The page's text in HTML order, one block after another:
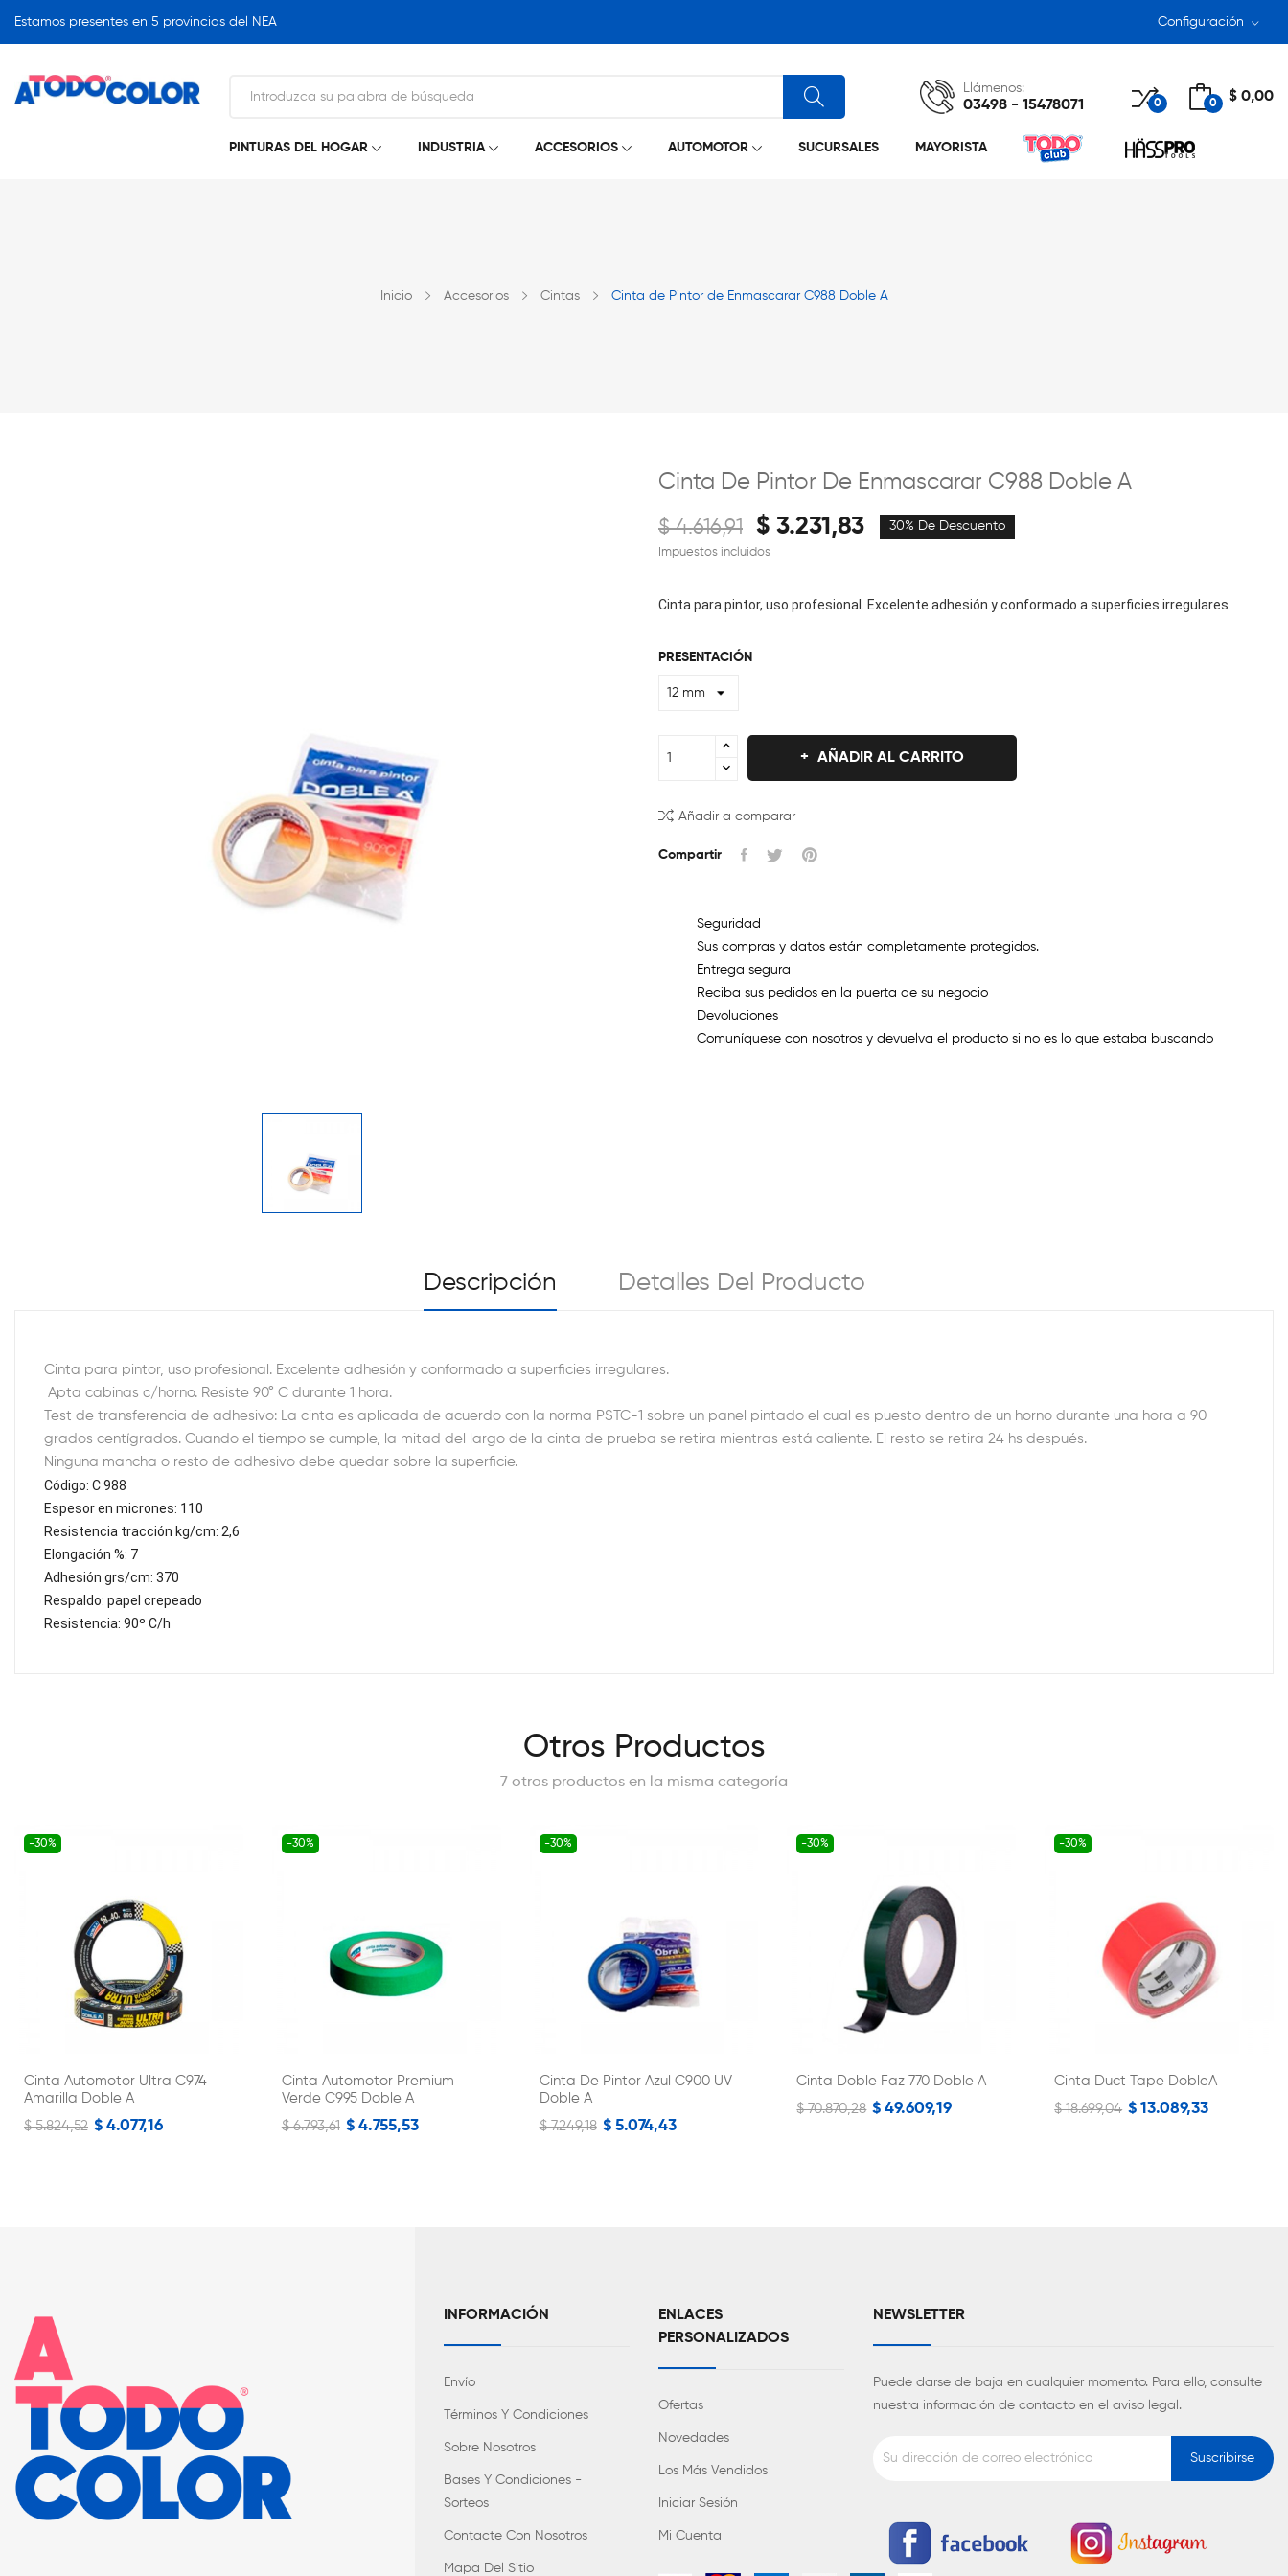
Configuración
Estamos presentes en 5 provincias del NEA
0 $ 0,00
0
Llámenos:
03498 - 15478071
PINTURAS DEL HOGAR INDUSTRIA ACCESORIOS AUTOMOTOR SUCURSALES MAYORISTA
Inicio Accesorios Cintas Cinta de Pintor de Enmascarar C988 Doble A
Cinta De Pintor De Enmascarar C988 Doble A
$ 4.616,91 $ 3.231,83 30% De Descuento
Impuestos incluidos
Cinta para pintor, uso profesional. Excelente adhesión y conformado a superficies irregulares.
PRESENTACIÓN
AÑADIR AL CARRITO
Añadir a comparar
Compartir
Seguridad
Sus compras y datos están completamente protegidos.
Entrega segura
Reciba sus pedidos en la puerta de su negocio
Devoluciones
Comuníquese con nosotros y devuelva el producto si no es lo que estaba buscando
Descripción Detalles Del Producto
Cinta para pintor, uso profesional. Excelente adhesión y conformado a superficies irregulares.
Apta cabinas c/horno. Resiste 90° C durante 1 hora.
Test de transferencia de adhesivo: La cinta es aplicada de acuerdo con la norma PSTC-1 sobre un panel pintado el cual es puesto dentro de un horno durante una hora a 90
grados centígrados. Cuando el tiempo se cumple, la mitad del largo de la cinta de prueba se retira mientras está caliente. El resto se retira 24 hs después.
Ninguna mancha o resto de adhesivo debe quedar sobre la superficie.
Código: C 988
Espesor en micrones: 110
Resistencia tracción kg/cm: 2,6
Elongación %: 7
Adhesión grs/cm: 370
Respaldo: papel crepeado
Resistencia: 90º C/h
Otros Productos
7 otros productos en la misma categoría
-30%
Cinta Automotor Ultra C974
Amarilla Doble A
$ 5.824,52 $ 4.077,16
-30%
Cinta Automotor Premium
Verde C995 Doble A
$ 6.793,61 $ 4.755,53
-30%
Cinta De Pintor Azul C900 UV
Doble A
$ 7.249,18 $ 5.074,43
-30%
Cinta Doble Faz 770 Doble A
$ 70.870,28 $ 49.609,19
-30%
Cinta Duct Tape DobleA
$ 18.699,04 $ 13.089,33
INFORMACIÓN
Envío
Términos Y Condiciones
Sobre Nosotros
Bases Y Condiciones -
Sorteos
Contacte Con Nosotros
Mapa Del Sitio
ENLACES
PERSONALIZADOS
Ofertas
Novedades
Los Más Vendidos
Iniciar Sesión
Mi Cuenta
NEWSLETTER
Puede darse de baja en cualquier momento. Para ello, consulte
nuestra información de contacto en el aviso legal.